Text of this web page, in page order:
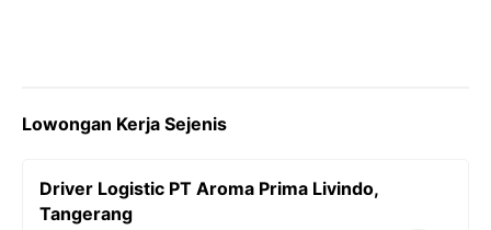
Lowongan Kerja Sejenis
Driver Logistic PT Aroma Prima Livindo,
Tangerang